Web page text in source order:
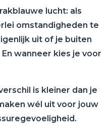
lucht: als
omstandigheden te
uit of je buiten
wanneer kies je voor
is kleiner dan je
wél uit voor jouw